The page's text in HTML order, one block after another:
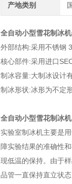
产地类别
全自动小型雪花制冰机
外部结构:采用不锈钢
核心部件:采用进口
制冰容量:大制冰设计
制冰形状:冰形为不定
全自动小型雪花制冰机
实验室制冰机主要是
障实验结果的准确性
现低温的保持。由于
品管一直保持直立状